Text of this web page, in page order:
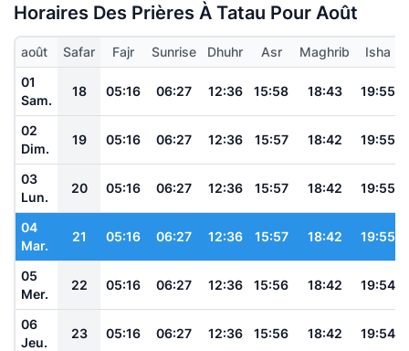
Horaires Des Prières À Tatau Pour Août
août Safar Fajr Sunrise Dhuhr Asr Maghrib
Isha
01
Sam.
18 05:16 06:27 12:36 15:58 18:43 19:55
02
Dim.
19 05:16 06:27 12:36 15:57 18:42 19:55
03
Lun.
20 05:16 06:27 12:36 15:57 18:42 19:55
04
Mar.
21 05:16 06:27 12:36 15:57 18:42 19:55
05
Mer.
22 05:16 06:27 12:36 15:56 18:42 19:54
06
Jeu.
23 05:16 06:27 12:36 15:56 18:42 19:54